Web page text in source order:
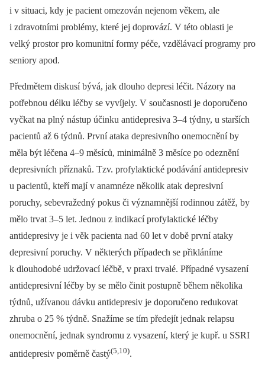
i v situaci, kdy je pacient omezován nejenom věkem, ale
i zdravotními problémy, které jej doprovází. V této oblasti je
velký prostor pro komunitní formy péče, vzdělávací programy pro
seniory apod.
Předmětem diskusí bývá, jak dlouho depresi léčit. Názory na
potřebnou délku léčby se vyvíjely. V současnosti je doporučeno
vyčkat na plný nástup účinku antidepresiva 3–4 týdny, u starších
pacientů až 6 týdnů. První ataka depresivního onemocnění by
měla být léčena 4–9 měsíců, minimálně 3 měsíce po odeznění
depresivních příznaků. Tzv. profylaktické podávání antidepresiv
u pacientů, kteří mají v anamnéze několik atak depresivní
poruchy, sebevražedný pokus či významnější rodinnou zátěž, by
mělo trvat 3–5 let. Jednou z indikací profylaktické léčby
antidepresivy je i věk pacienta nad 60 let v době první ataky
depresivní poruchy. V některých případech se přikláníme
k dlouhodobé udržovací léčbě, v praxi trvalé. Případné vysazení
antidepresivní léčby by se mělo činit postupně během několika
týdnů, užívanou dávku antidepresiv je doporučeno redukovat
zhruba o 25 % týdně. Snažíme se tím předejít jednak relapsu
onemocnění, jednak syndromu z vysazení, který je kupř. u SSRI
antidepresiv poměrně častý(5,10).